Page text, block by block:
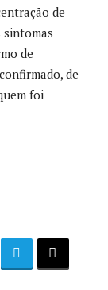
de
sintomas
de
de
foi